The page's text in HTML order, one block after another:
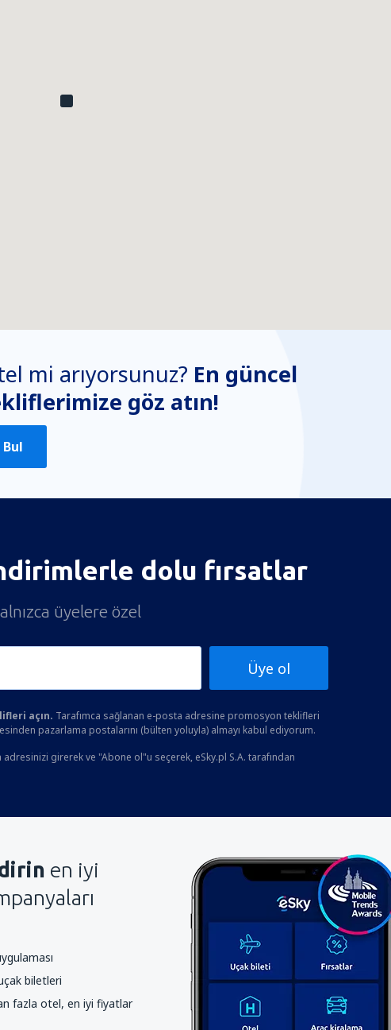
mi arıyorsunuz? En güncel
göz atın!
Bul
dolu fırsatlar
üyelere özel
Üye ol
açın. Tarafımca sağlanan e-posta adresine promosyon teklifleri
pazarlama postalarını (bülten yoluyla) almayı kabul ediyorum.
girerek ve "Abone ol"u seçerek, eSky.pl S.A. tarafından
en iyi
biletleri
fazla otel, en iyi fiyatlar